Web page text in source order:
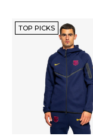
TOP PICKS